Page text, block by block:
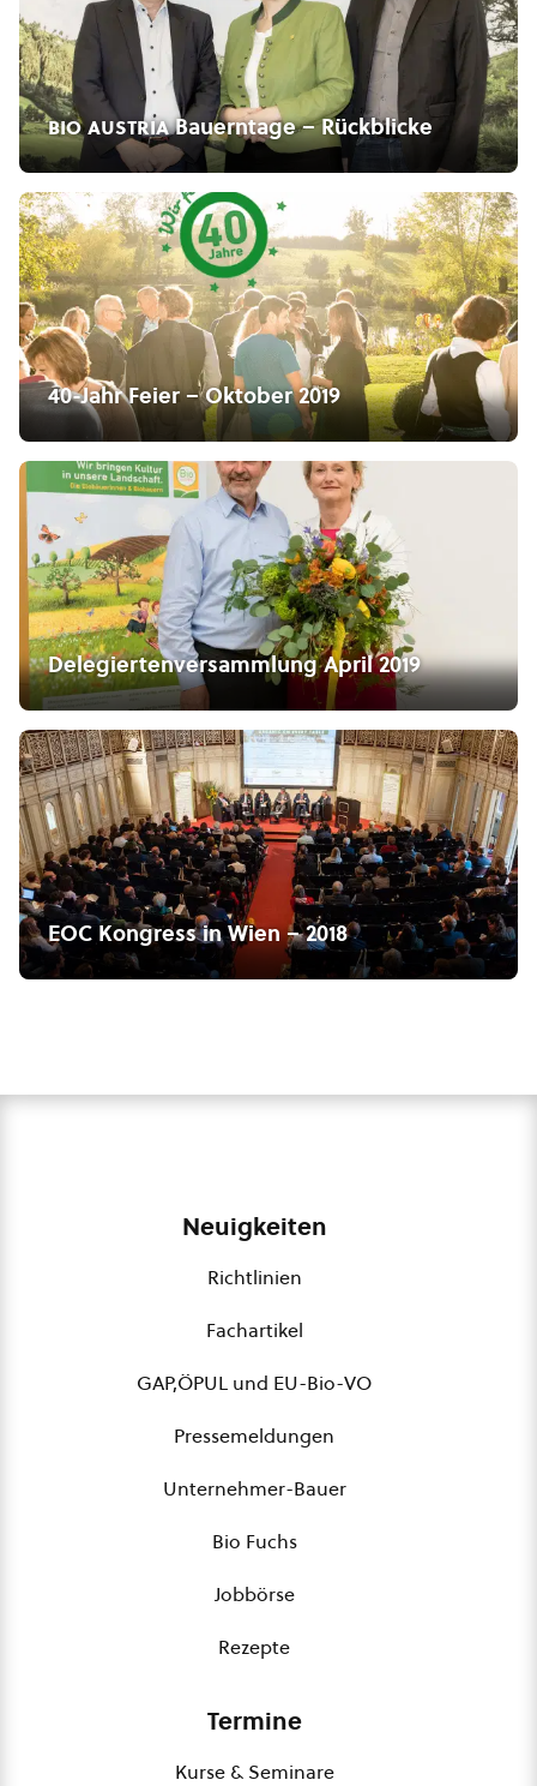
bio austriaBauerntage – Rückblicke
40-Jahr Feier – Oktober 2019
Delegiertenversammlung April 2019
EOC Kongress in Wien – 2018
Neuigkeiten
Richtlinien
Fachartikel
GAP,ÖPUL und EU-Bio-VO
Pressemeldungen
Unternehmer-Bauer
Bio Fuchs
Jobbörse
Rezepte
Termine
Kurse & Seminare